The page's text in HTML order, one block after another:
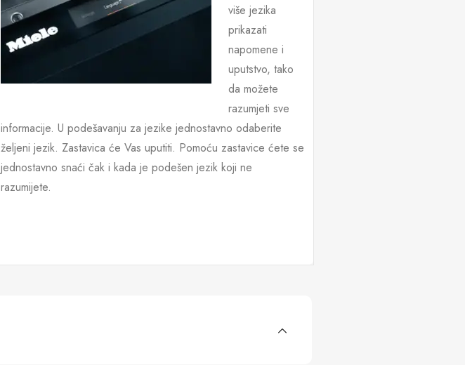
više jezika
prikazati
napomene i
uputstvo, tako
da možete
razumjeti sve
informacije. U podešavanju za jezike jednostavno odaberite
željeni jezik. Zastavica će Vas uputiti. Pomoću zastavice ćete se
jednostavno snaći čak i kada je podešen jezik koji ne
razumijete.